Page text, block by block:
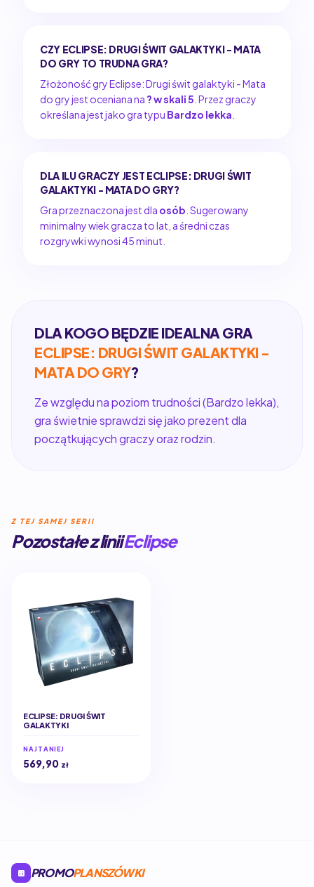
CZY ECLIPSE: DRUGI ŚWIT GALAKTYKI - MATA
DO GRY TO TRUDNA GRA?
Złożoność gry Eclipse: Drugi świt galaktyki - Mata
do gry jest oceniana na ? w skali 5 . Przez graczy
określana jest jako gra typu Bardzo lekka
DLA ILU GRACZY JEST ECLIPSE: DRUGI ŚWIT
GALAKTYKI - MATA DO GRY?
Gra przeznaczona jest dla osób . Sugerowany
minimalny wiek gracza to lat, a średni czas
rozgrywki wynosi 45 minut.
DLA KOGO BĘDZIE IDEALNA GRA
ECLIPSE: DRUGI ŚWIT GALAKTYKI -
MATA DO GRY?
Ze względu na poziom trudności (Bardzo lekka),
gra świetnie sprawdzi się jako prezent dla
początkujących graczy oraz rodzin.
Z TEJ SAMEJ SERII
Pozostałe z liniiEclipse
ECLIPSE: DRUGI ŚWIT
GALAKTYKI
NAJTANIEJ
569,90 zł
PROMOPLANSZÓWKI